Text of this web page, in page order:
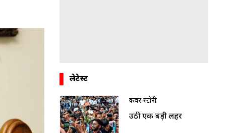
लेटेस्ट
कवर स्टोरी
उठी एक बड़ी लहर